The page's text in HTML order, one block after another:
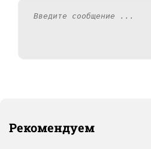
Рекомендуем